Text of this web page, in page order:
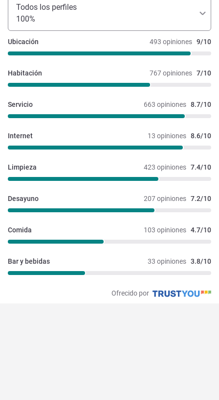
Todos los perfiles
100%
493 opiniones 9/10
Ubicación
767 opiniones 7/10
Habitación
663 opiniones 8.7/10
Servicio
13 opiniones 8.6/10
Internet
423 opiniones 7.4/10
Limpieza
207 opiniones 7.2/10
Desayuno
103 opiniones 4.7/10
Comida
33 opiniones 3.8/10
Bar y bebidas
Ofrecido por